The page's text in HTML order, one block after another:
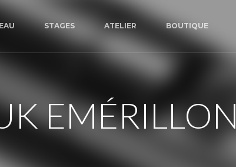
STAGES ATELIER BOUTIQUE
EMÉRILLON